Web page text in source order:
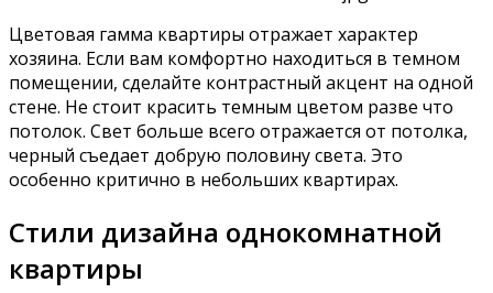
Цветовая гамма квартиры отражает характер
хозяина. Если вам комфортно находиться в темном
помещении, сделайте контрастный акцент на одной
стене. Не стоит красить темным цветом разве что
потолок. Свет больше всего отражается от потолка,
черный съедает добрую половину света. Это
особенно критично в небольших квартирах.
Стили дизайна однокомнатной
квартиры